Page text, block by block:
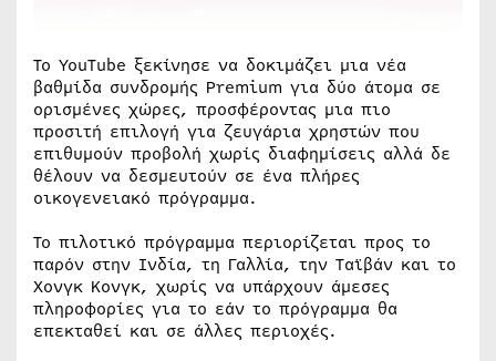
Το YouTube ξεκίνησε να δοκιμάζει μια νέα
βαθμίδα συνδρομής Premium για δύο άτομα σε
ορισμένες χώρες, προσφέροντας μια πιο
προσιτή επιλογή για ζευγάρια χρηστών που
επιθυμούν προβολή χωρίς διαφημίσεις αλλά δε
θέλουν να δεσμευτούν σε ένα πλήρες
οικογενειακό πρόγραμμα.
Το πιλοτικό πρόγραμμα περιορίζεται προς το
παρόν στην Ινδία, τη Γαλλία, την Ταϊβάν και το
Χονγκ Κονγκ, χωρίς να υπάρχουν άμεσες
πληροφορίες για το εάν το πρόγραμμα θα
επεκταθεί και σε άλλες περιοχές.